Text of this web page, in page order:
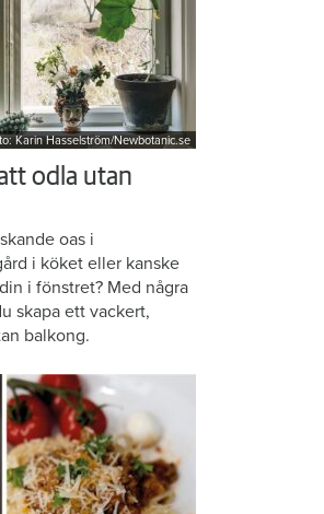
Karin Hasselström/Newbotanic.se
odla utan
oas i
i köket eller kanske
i fönstret? Med några
skapa ett vackert,
balkong.